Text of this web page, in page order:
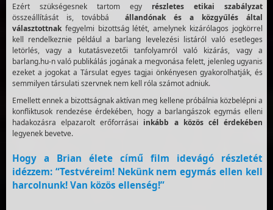
Ezért szükségesnek tartom egy részletes etikai szabályzat
összeállítását is, továbbá állandónak és a közgyűlés által
választottnak fegyelmi bizottság létét, amelynek kizárólagos jogkörrel
kell rendelkeznie például a barlang levelezési listáról való esetleges
letörlés, vagy a kutatásvezetői tanfolyamról való kizárás, vagy a
barlang.hu-n való publikálás jogának a megvonása felett, jelenleg ugyanis
ezeket a jogokat a Társulat egyes tagjai önkényesen gyakorolhatják, és
semmilyen társulati szervnek nem kell róla számot adniuk.
Emellett ennek a bizottságnak aktívan meg kellene próbálnia közbelépni a
konfliktusok rendezése érdekében, hogy a barlangászok egymás elleni
hadakozásra elpazarolt erőforrásai inkább a közös cél érdekében
legyenek bevetve.
Hogy a Brian élete című film idevágó részletét
idézzem: “Testvéreim! Nekünk nem egymás ellen kell
harcolnunk! Van közös ellenség!”